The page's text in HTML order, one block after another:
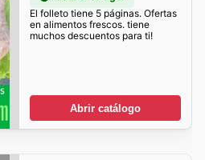
El folleto tiene 5 páginas. Ofertas
en alimentos frescos. tiene
muchos descuentos para ti!
Abrir catálogo